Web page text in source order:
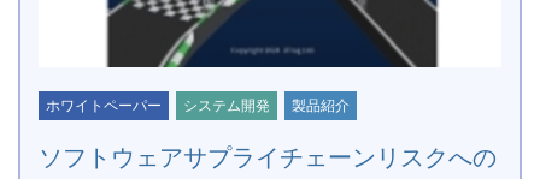
ホワイトペーパー システム開発 製品紹介
ソフトウェアサプライチェーンリスクへの